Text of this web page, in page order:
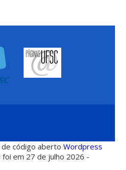
de código abertoWordpress
em 27 de julho 2026 -